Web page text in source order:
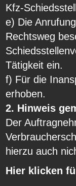
Kfz-
e) Die
Rechtsweg
Tätigkeit ein.
f) Für die
erhoben.
2. Hinweis
Der
hierzu auch
Hier klicken